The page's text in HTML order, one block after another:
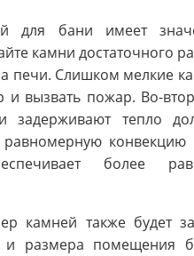
для бани имеет
камни достаточного
печи. Слишком мелкие
и вызвать пожар. Во-
задерживают тепло
равномерную конвекцию
более
камней также будет
и размера помещения